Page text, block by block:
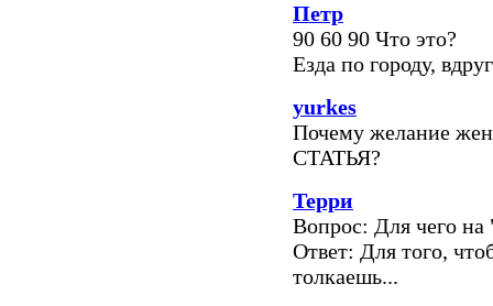
Петр
90 60 90 Что это?
Езда по городу,
yurkes
Почему желание
СТАТЬЯ?
Терри
Вопрос: Для чего на
Ответ: Для того,
толкаешь...